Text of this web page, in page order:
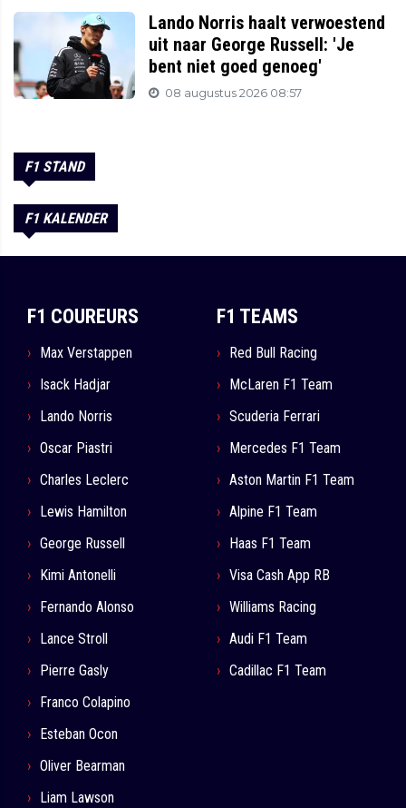
Lando Norris haalt verwoestend
uit naar George Russell: 'Je
bent niet goed genoeg'
08 augustus 2026 08:57
F1 STAND
F1 KALENDER
F1 COUREURS
Max Verstappen
Isack Hadjar
Lando Norris
Oscar Piastri
Charles Leclerc
Lewis Hamilton
George Russell
Kimi Antonelli
Fernando Alonso
Lance Stroll
Pierre Gasly
Franco Colapino
Esteban Ocon
Oliver Bearman
Liam Lawson
F1 TEAMS
Red Bull Racing
McLaren F1 Team
Scuderia Ferrari
Mercedes F1 Team
Aston Martin F1 Team
Alpine F1 Team
Haas F1 Team
Visa Cash App RB
Williams Racing
Audi F1 Team
Cadillac F1 Team